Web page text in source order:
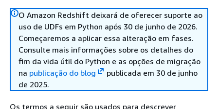
O Amazon Redshift deixará de oferecer suporte ao
uso de UDFs em Python após 30 de junho de 2026.
Começaremos a aplicar essa alteração em fases.
Consulte mais informações sobre os detalhes do
fim da vida útil do Python e as opções de migração
na publicação do blog
publicada em 30 de junho
de 2025.
Os termos a seguir são usados para descrever